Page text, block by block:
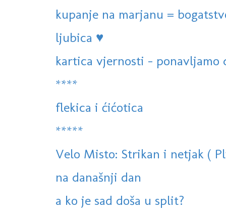
kupanje na marjanu =
ljubica ♥
kartica vjernosti - ponavljamo
****
flekica i ćićotica
*****
Velo Misto: Strikan i netjak (
na današnji dan
a ko je sad doša u split?